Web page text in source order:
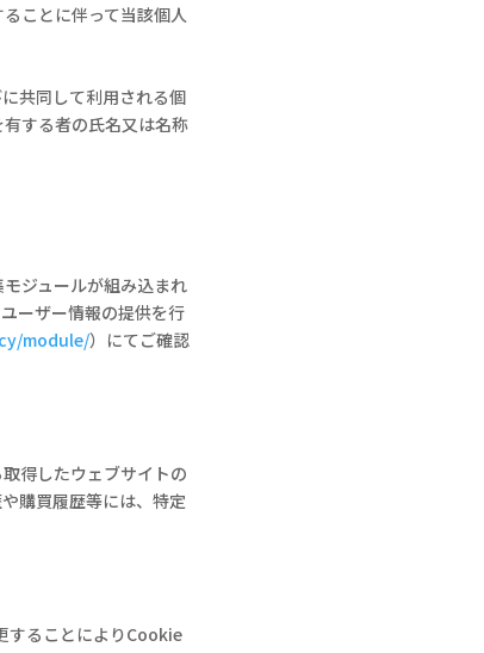
ことに伴って当該個人
共同して利用される個
する者の氏名又は名称
ジュールが組み込まれ
ーザー情報の提供を行
module/）にてご確認
得したウェブサイトの
購買履歴等には、特定
することによりCookie